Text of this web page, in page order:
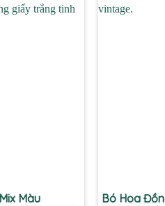
Màu Bó Hoa